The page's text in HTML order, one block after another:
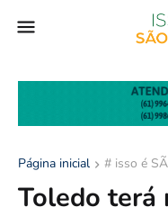
Página inicial # isso é
Toledo terá